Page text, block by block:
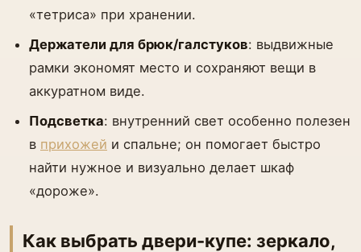
«тетриса» при хранении.
Держатели для брюк/галстуков: выдвижные
рамки экономят место и сохраняют вещи в
аккуратном виде.
Подсветка: внутренний свет особенно полезен
в прихожей и спальне; он помогает быстро
найти нужное и визуально делает шкаф
«дороже».
Как выбрать двери-купе: зеркало,